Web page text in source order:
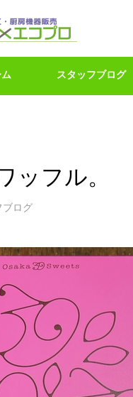
スタッフブログ
ッフル。
ブログ